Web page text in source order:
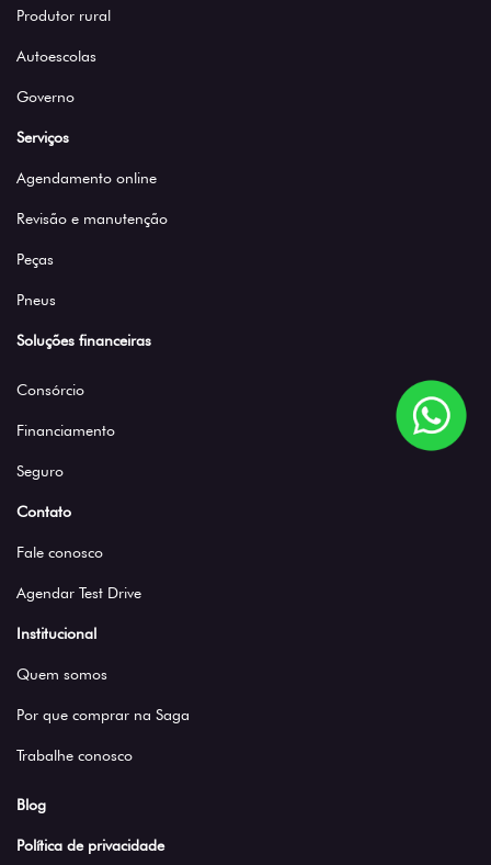
Produtor rural
Autoescolas
Governo
Serviços
Agendamento online
Revisão e manutenção
Peças
Pneus
Soluções financeiras
Consórcio
Financiamento
Seguro
Contato
Fale conosco
Agendar Test Drive
Institucional
Quem somos
Por que comprar na Saga
Trabalhe conosco
Blog
Política de privacidade